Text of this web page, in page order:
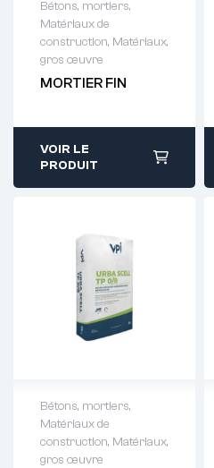
Bétons, mortiers,
Matériaux de
construction, Matériaux,
gros œuvre
MORTIER FIN
Demande de
devis : 01 64 88
VOIR LE
PRODUIT
Bétons, mortiers,
Matériaux de
construction, Matériaux,
gros œuvre
Demande de
devis : 01 64 88